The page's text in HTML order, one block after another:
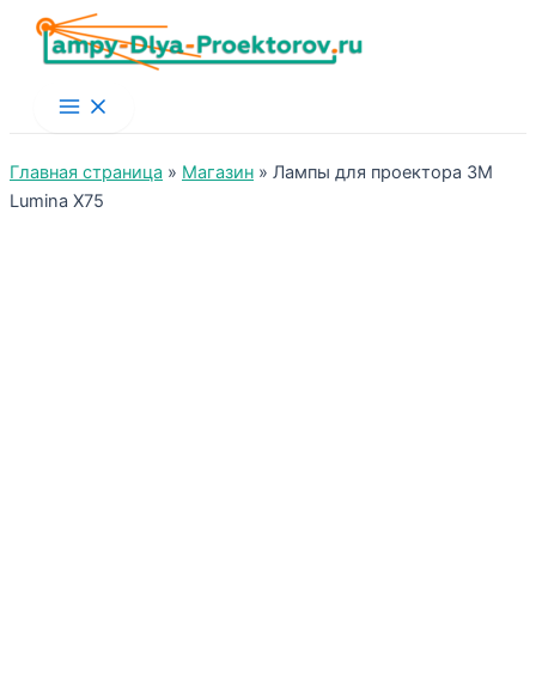
Main
Menu
Главная страница » Магазин » Лампы для проектора 3M
Lumina X75